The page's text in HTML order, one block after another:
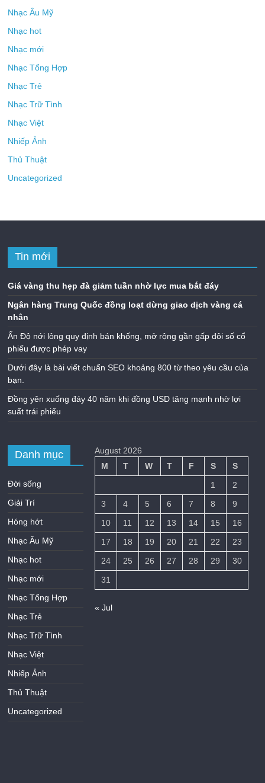
Nhạc Âu Mỹ
Nhạc hot
Nhạc mới
Nhạc Tổng Hợp
Nhạc Trẻ
Nhạc Trữ Tình
Nhạc Việt
Nhiếp Ảnh
Thủ Thuật
Uncategorized
Tin mới
Giá vàng thu hẹp đà giảm tuần nhờ lực mua bắt đáy
Ngân hàng Trung Quốc đồng loạt dừng giao dịch vàng cá
nhân
Ấn Độ nới lỏng quy định bán khống, mở rộng gần gấp đôi số cổ
phiếu được phép vay
Dưới đây là bài viết chuẩn SEO khoảng 800 từ theo yêu cầu của
bạn.
Đồng yên xuống đáy 40 năm khi đồng USD tăng mạnh nhờ lợi
suất trái phiếu
Danh mục
Đời sống
Giải Trí
Hóng hớt
Nhạc Âu Mỹ
Nhạc hot
Nhạc mới
Nhạc Tổng Hợp
Nhạc Trẻ
Nhạc Trữ Tình
Nhạc Việt
Nhiếp Ảnh
Thủ Thuật
Uncategorized
August 2026
M
T W T F S
S
1
2
3
4 5 6 7 8
9
10
11 12 13 14 15
16
17
18 19 20 21 22
23
24
25 26 27 28 29
30
31
« Jul